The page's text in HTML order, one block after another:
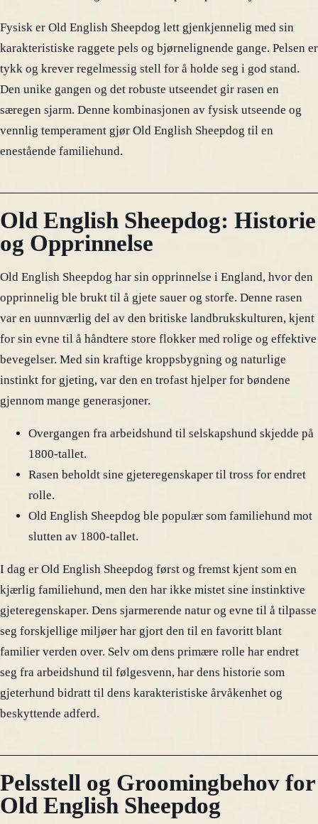
Fysisk er Old English Sheepdog lett gjenkjennelig med sin
karakteristiske raggete pels og bjørnelignende gange. Pelsen er
tykk og krever regelmessig stell for å holde seg i god stand.
Den unike gangen og det robuste utseendet gir rasen en
særegen sjarm. Denne kombinasjonen av fysisk utseende og
vennlig temperament gjør Old English Sheepdog til en
enestående familiehund.
Old English Sheepdog: Historie
og Opprinnelse
Old English Sheepdog har sin opprinnelse i England, hvor den
opprinnelig ble brukt til å gjete sauer og storfe. Denne rasen
var en uunnværlig del av den britiske landbrukskulturen, kjent
for sin evne til å håndtere store flokker med rolige og effektive
bevegelser. Med sin kraftige kroppsbygning og naturlige
instinkt for gjeting, var den en trofast hjelper for bøndene
gjennom mange generasjoner.
Overgangen fra arbeidshund til selskapshund skjedde på
1800-tallet.
Rasen beholdt sine gjeteregenskaper til tross for endret
rolle.
Old English Sheepdog ble populær som familiehund mot
slutten av 1800-tallet.
I dag er Old English Sheepdog først og fremst kjent som en
kjærlig familiehund, men den har ikke mistet sine instinktive
gjeteregenskaper. Dens sjarmerende natur og evne til å tilpasse
seg forskjellige miljøer har gjort den til en favoritt blant
familier verden over. Selv om dens primære rolle har endret
seg fra arbeidshund til følgesvenn, har dens historie som
gjeterhund bidratt til dens karakteristiske årvåkenhet og
beskyttende adferd.
Pelsstell og Groomingbehov for
Old English Sheepdog